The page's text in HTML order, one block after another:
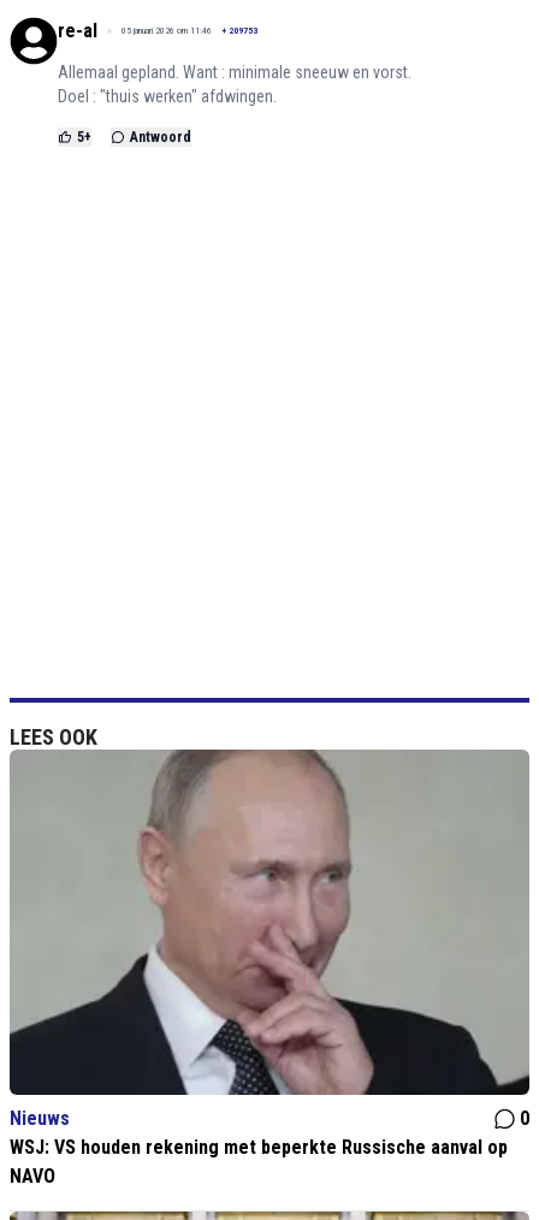
re-al 05 januari 2026 om 11:46 + 209753
Allemaal gepland. Want : minimale sneeuw en vorst.
Doel : "thuis werken" afdwingen.
5+ Antwoord
LEES OOK
Nieuws
0
WSJ: VS houden rekening met beperkte Russische aanval op
NAVO